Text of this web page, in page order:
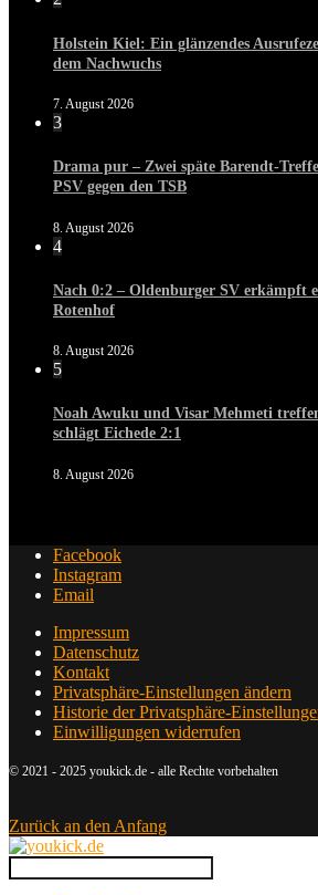
Holstein Kiel: Ein glänzendes
dem Nachwuchs
7. August 2026
3
Drama pur – Zwei späte Barendt-
PSV gegen den TSB
8. August 2026
4
Nach 0:2 – Oldenburger SV erkämpft
Rotenhof
8. August 2026
5
Noah Awuku und Visar Mehmeti
schlägt Eichede 2:1
8. August 2026
Facebook
Instagram
Email
Impressum
Datenschutz
Kontakt
Privatsphäre-Einstellungen ändern
Historie der Privatsphäre-
Einwilligungen widerrufen
© 2021 - 2025 youkick.de - alle Rechte vorbehalten
Zurück an den Anfang